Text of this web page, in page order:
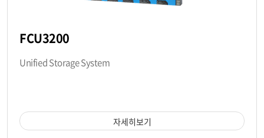
FCU3200
Unified Storage System
자세히보기